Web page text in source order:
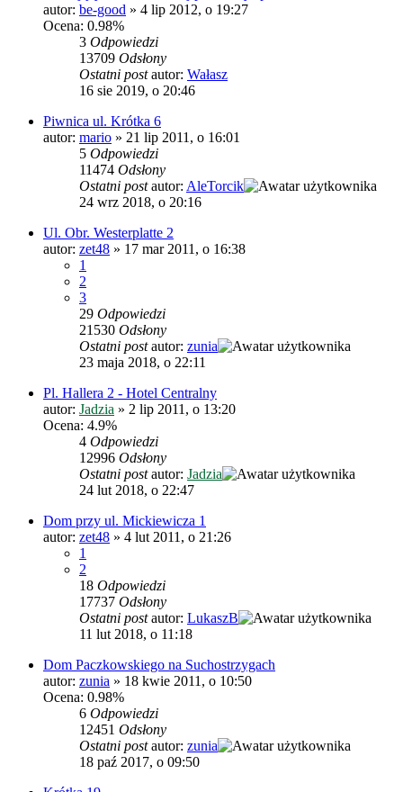
autor: be-good » 4 lip 2012, o 19:27
Ocena: 0.98%
3 Odpowiedzi
13709 Odsłony
Ostatni postautor: Wałasz
16 sie 2019, o 20:46
Piwnica ul. Krótka 6
autor: mario » 21 lip 2011, o 16:01
5 Odpowiedzi
11474 Odsłony
Ostatni postautor: AleTorcik
24 wrz 2018, o 20:16
Ul. Obr. Westerplatte 2
autor: zet48 » 17 mar 2011, o 16:38
1
2
3
29 Odpowiedzi
21530 Odsłony
Ostatni postautor: zunia
23 maja 2018, o 22:11
Pl. Hallera 2 - Hotel Centralny
autor: Jadzia » 2 lip 2011, o 13:20
Ocena: 4.9%
4 Odpowiedzi
12996 Odsłony
Ostatni postautor: Jadzia
24 lut 2018, o 22:47
Dom przy ul. Mickiewicza 1
autor: zet48 » 4 lut 2011, o 21:26
1
2
18 Odpowiedzi
17737 Odsłony
Ostatni postautor: LukaszB
11 lut 2018, o 11:18
Dom Paczkowskiego na Suchostrzygach
autor: zunia » 18 kwie 2011, o 10:50
Ocena: 0.98%
6 Odpowiedzi
12451 Odsłony
Ostatni postautor: zunia
18 paź 2017, o 09:50